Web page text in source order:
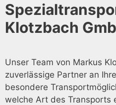
Klotzbach
Unser Team von Markus
zuverlässige Partner an
besondere
welche Art des Transports